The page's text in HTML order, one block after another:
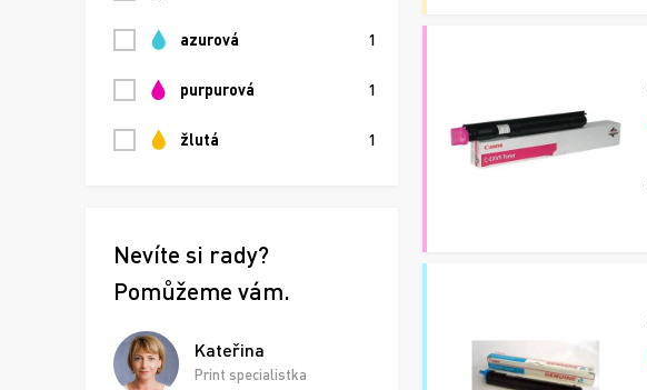
azurová 1
purpurová 1
žlutá 1
Nevíte si rady?
Pomůžeme vám.
Kateřina
Print specialistka